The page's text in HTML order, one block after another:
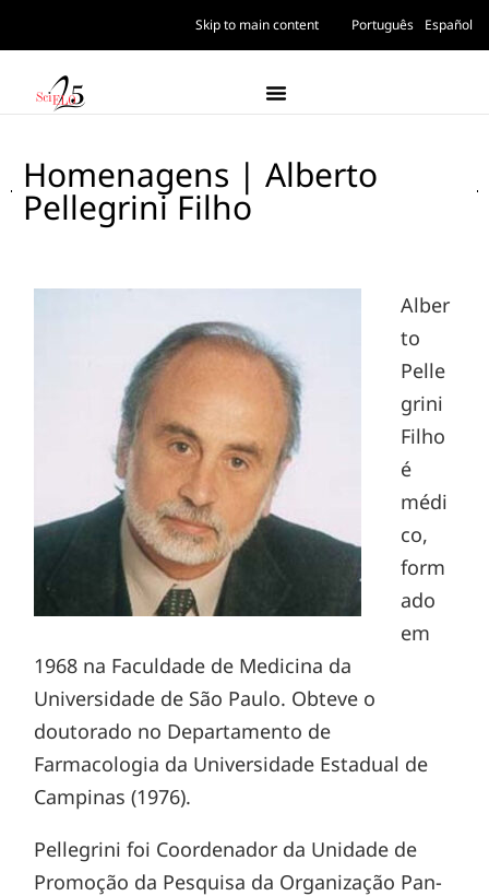
Skip to main content Português Español
Homenagens | Alberto
Pellegrini Filho
Alber
to
Pelle
grini
Filho
é
médi
co,
form
ado
em
1968 na Faculdade de Medicina da
Universidade de São Paulo. Obteve o
doutorado no Departamento de
Farmacologia da Universidade Estadual de
Campinas (1976).
Pellegrini foi Coordenador da Unidade de
Promoção da Pesquisa da Organização Pan-